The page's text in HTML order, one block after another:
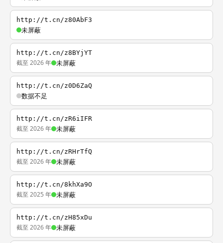
http://t.cn/z80AbF3
未屏蔽
http://t.cn/z8BYjYT
截至 2026 年 未屏蔽
http://t.cn/z0D6ZaQ
数据不足
http://t.cn/zR6iIFR
截至 2026 年 未屏蔽
http://t.cn/zRHrTfQ
截至 2026 年 未屏蔽
http://t.cn/8khXa9O
截至 2025 年 未屏蔽
http://t.cn/zH85xDu
截至 2026 年 未屏蔽